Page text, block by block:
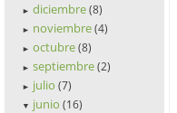
► diciembre (8)
► noviembre (4)
► octubre (8)
► septiembre (2)
► julio (7)
▼ junio (16)